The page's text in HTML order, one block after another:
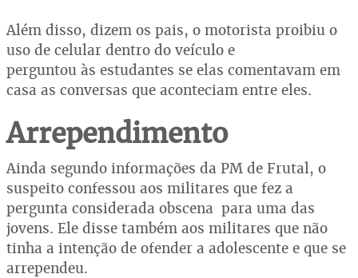
Além disso, dizem os pais, o motorista proibiu o
uso de celular dentro do veículo e
perguntou às estudantes se elas comentavam em
casa as conversas que aconteciam entre eles.
Arrependimento
Ainda segundo informações da PM de Frutal, o
suspeito confessou aos militares que fez a
pergunta considerada obscena para uma das
jovens. Ele disse também aos militares que não
tinha a intenção de ofender a adolescente e que se
arrependeu.